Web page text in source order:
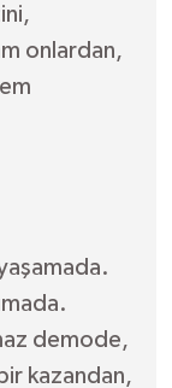
onlardan,
demode,
kazandan,